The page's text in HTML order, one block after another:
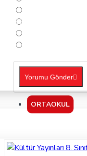
ORTAOKUL
Yorumu Gönder